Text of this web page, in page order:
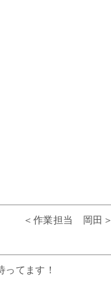
＜作業担当 岡田＞
ってます！